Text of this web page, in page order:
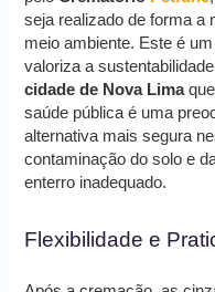
seja realizado de forma a
meio ambiente. Este é
valoriza a
cidade de Nova Limaque
saúde pública é uma
alternativa mais segura
contaminação do solo e
enterro inadequado.
Flexibilidade e